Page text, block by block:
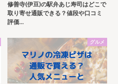
修善寺(伊豆)の駅弁あじ寿司はどこで
取り寄せ通販できる？値段や口コミ
評価…
グルメ